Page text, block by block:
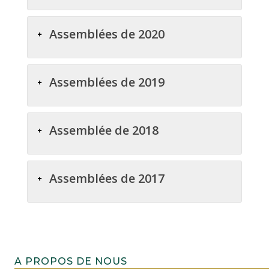
Assemblées de 2020
Assemblées de 2019
Assemblée de 2018
Assemblées de 2017
A PROPOS DE NOUS